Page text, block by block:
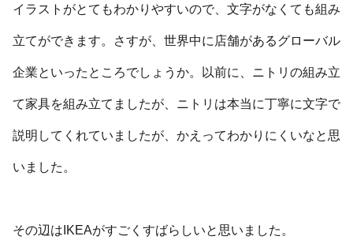
イラストがとてもわかりやすいので、文字がなくても組み
立てができます。さすが、世界中に店舗があるグローバル
企業といったところでしょうか。以前に、ニトリの組み立
て家具を組み立てましたが、ニトリは本当に丁寧に文字で
説明してくれていましたが、かえってわかりにくいなと思
いました。
その辺はIKEAがすごくすばらしいと思いました。